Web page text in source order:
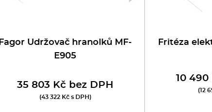
Fagor Udržovač hranolků MF-
E905
35 803 Kč bez DPH
(43 322 Kč s DPH)
Fritéza
10 490
(12